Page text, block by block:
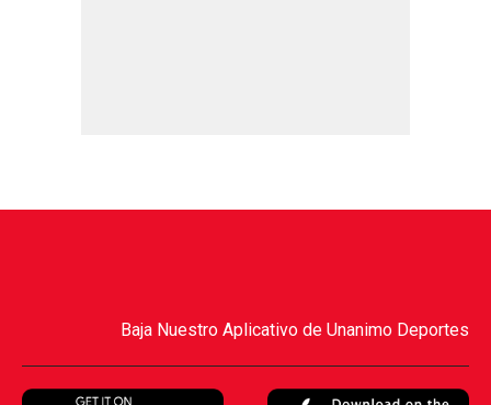
Baja Nuestro Aplicativo de Unanimo Deportes